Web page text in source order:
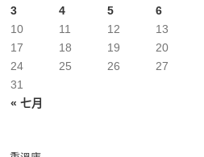
« 七月
3
4 5 6
10
11 12 13
17
18 19 20
24
25 26 27
31